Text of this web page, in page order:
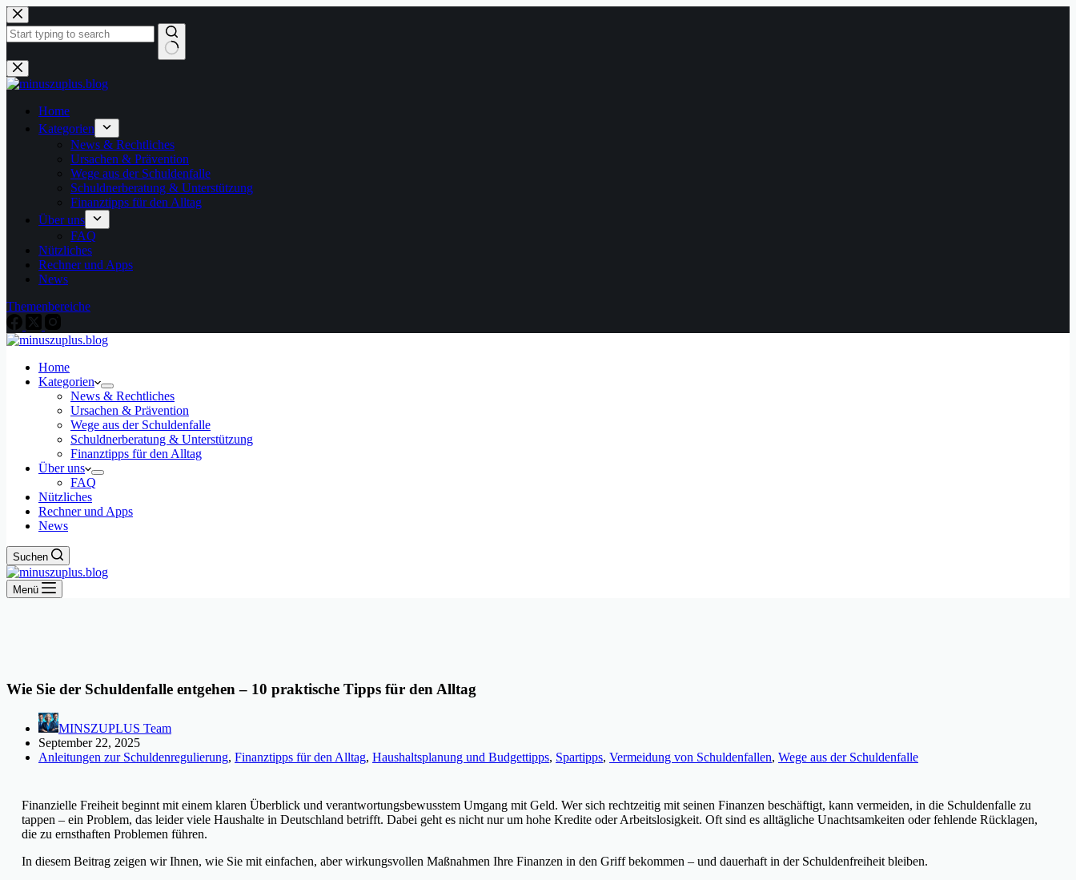
Home
Kategorien
News & Rechtliches
Ursachen & Prävention
Wege aus der Schuldenfalle
Schuldnerberatung & Unterstützung
Finanztipps für den Alltag
Über uns
FAQ
Nützliches
Rechner und Apps
News
Themenbereiche
Home
Kategorien
News & Rechtliches
Ursachen & Prävention
Wege aus der Schuldenfalle
Schuldnerberatung & Unterstützung
Finanztipps für den Alltag
Über uns
FAQ
Nützliches
Rechner und Apps
News
Suchen
Menü
Wie Sie der Schuldenfalle entgehen – 10 praktische Tipps für den Alltag
MINSZUPLUS Team
September 22, 2025
Anleitungen zur Schuldenregulierung, Finanztipps für den Alltag, Haushaltsplanung und Budgettipps, Spartipps, Vermeidung von Schuldenfallen, Wege aus der Schuldenfalle
Finanzielle Freiheit beginnt mit einem klaren Überblick und verantwortungsbewusstem Umgang mit Geld. Wer sich rechtzeitig mit seinen Finanzen beschäftigt, kann vermeiden, in die Schuldenfalle zu
tappen – ein Problem, das leider viele Haushalte in Deutschland betrifft. Dabei geht es nicht nur um hohe Kredite oder Arbeitslosigkeit. Oft sind es alltägliche Unachtsamkeiten oder fehlende Rücklagen,
die zu ernsthaften Problemen führen.
In diesem Beitrag zeigen wir Ihnen, wie Sie mit einfachen, aber wirkungsvollen Maßnahmen Ihre Finanzen in den Griff bekommen – und dauerhaft in der Schuldenfreiheit bleiben.